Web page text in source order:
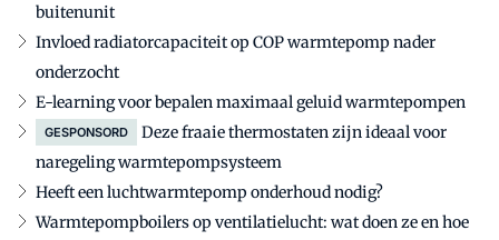
buitenunit
Invloed radiatorcapaciteit op COP warmtepomp nader
onderzocht
E-learning voor bepalen maximaal geluid warmtepompen
GESPONSORD
Deze fraaie thermostaten zijn ideaal voor
naregeling warmtepompsysteem
Heeft een luchtwarmtepomp onderhoud nodig?
Warmtepompboilers op ventilatielucht: wat doen ze en hoe